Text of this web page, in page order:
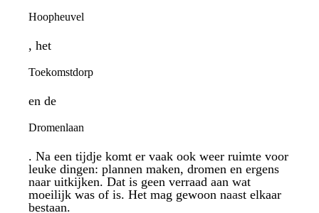
Hoopheuvel
, het
Toekomstdorp
en de
Dromenlaan
. Na een tijdje komt er vaak ook weer ruimte voor
leuke dingen: plannen maken, dromen en ergens
naar uitkijken. Dat is geen verraad aan wat
moeilijk was of is. Het mag gewoon naast elkaar
bestaan.